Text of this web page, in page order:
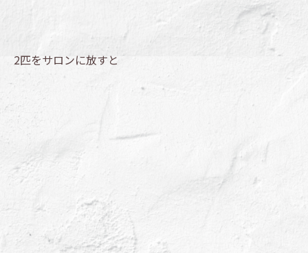
2匹をサロンに放すと